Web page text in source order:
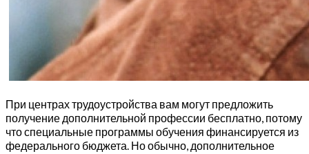
При центрах трудоустройства вам могут предложить
получение дополнительной профессии бесплатно, потому
что специальные программы обучения финансируется из
федерального бюджета. Но обычно, дополнительное